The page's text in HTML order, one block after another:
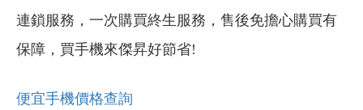
連鎖服務，一次購買終生服務，售後免擔心購買有
保障，買手機來傑昇好節省!
便宜手機價格查詢